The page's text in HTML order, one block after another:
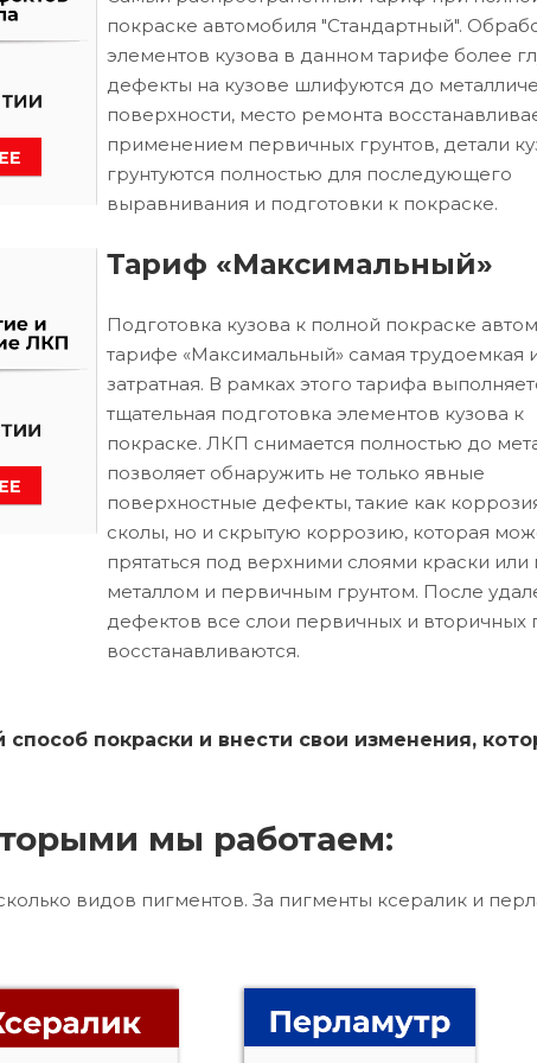
покраске автомобиля "Стандартный".
элементов кузова в данном тарифе более
дефекты на кузове шлифуются до
поверхности, место ремонта
применением первичных грунтов, детали
грунтуются полностью для последующего
выравнивания и подготовки к покраске.
Тариф «Максимальный»
Подготовка кузова к полной покраске
тарифе «Максимальный» самая трудоемкая
затратная. В рамках этого тарифа
тщательная подготовка элементов кузова к
покраске. ЛКП снимается полностью до
позволяет обнаружить не только явные
поверхностные дефекты, такие как
сколы, но и скрытую коррозию, которая
прятаться под верхними слоями краски
металлом и первичным грунтом. После
дефектов все слои первичных и вторичных
восстанавливаются.
покраски и внести свои изменения,
мы работаем:
видов пигментов. За пигменты ксералик и